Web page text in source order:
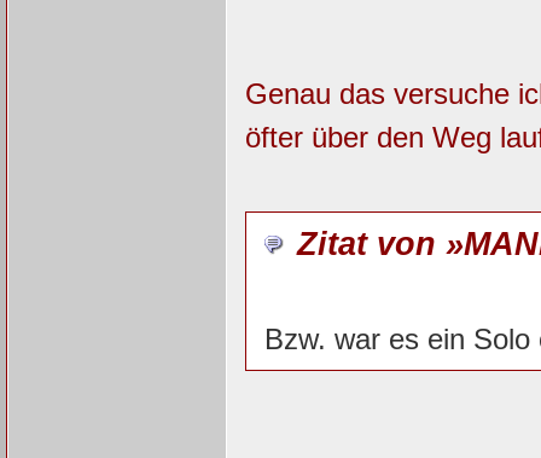
Genau das versuche
öfter über den Weg
Zitat von
Bzw. war es ein